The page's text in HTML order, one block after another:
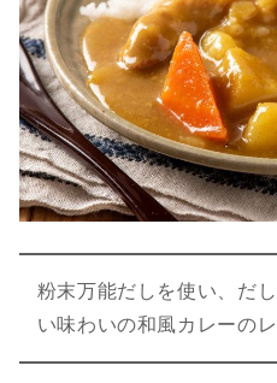
粉末万能だしを使い、だ
い味わいの和風カレーのレ